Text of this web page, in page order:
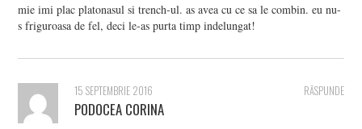
mie imi plac platonasul si trench-ul. as avea cu ce sa le combin. eu nu-
s friguroasa de fel, deci le-as purta timp indelungat!
RĂSPUNDE
15 SEPTEMBRIE 2016
PODOCEA CORINA